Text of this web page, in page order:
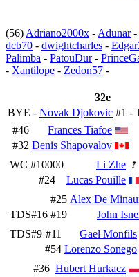
(56) Adriano2000x - Adunar-
dcb70 - dwightcharles -
Palimba - PatouDur-
- Xantilope - Zedon57 -
32e
BYE - Novak Djokovic #1 -
#46
Frances Tiafoe
#32 Denis Shapovalov
WC #10000
Li Zhe
#24
Lucas Pouille
#25 Alex De
TDS#16 #19
John
TDS#9 #11
Gael Monfils
#54 Lorenzo Sonego
#36 Hubert Hurkacz